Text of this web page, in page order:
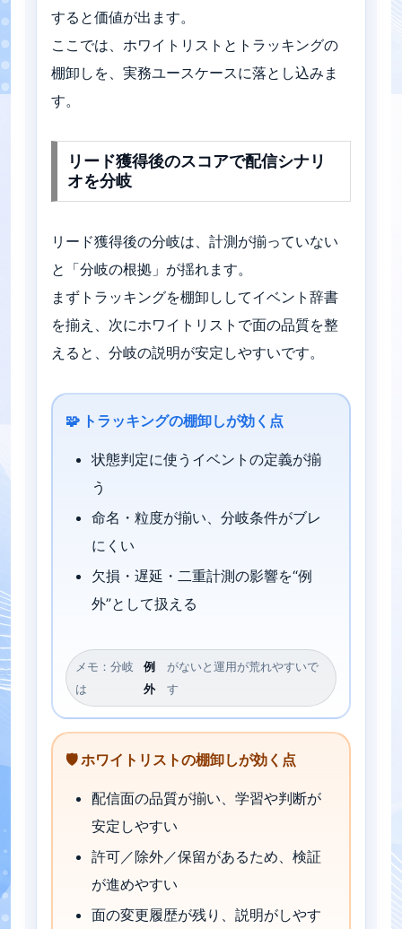
すると価値が出ます。
ここでは、ホワイトリストとトラッキングの
棚卸しを、実務ユースケースに落とし込みま
す。
リード獲得後のスコアで配信シナリ
オを分岐
リード獲得後の分岐は、計測が揃っていない
と「分岐の根拠」が揺れます。
まずトラッキングを棚卸ししてイベント辞書
を揃え、次にホワイトリストで面の品質を整
えると、分岐の説明が安定しやすいです。
🧩 トラッキングの棚卸しが効く点
状態判定に使うイベントの定義が揃
う
命名・粒度が揃い、分岐条件がブレ
にくい
欠損・遅延・二重計測の影響を“例
外”として扱える
メモ：分岐
は
例
外
がないと運用が荒れやすいで
す
🛡️ ホワイトリストの棚卸しが効く点
配信面の品質が揃い、学習や判断が
安定しやすい
許可／除外／保留があるため、検証
が進めやすい
面の変更履歴が残り、説明がしやす